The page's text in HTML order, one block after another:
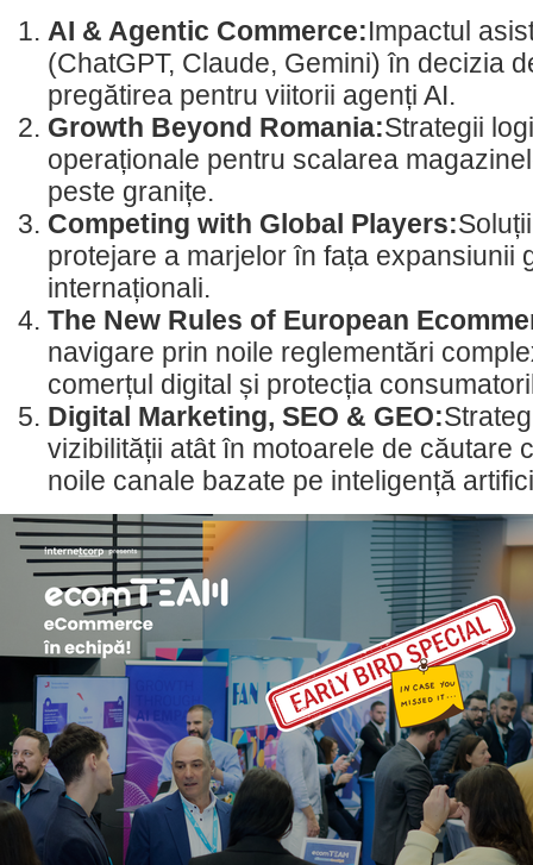
AI & Agentic Commerce:Impactul
(ChatGPT, Claude, Gemini) în decizia
pregătirea pentru viitorii agenți AI.
Growth Beyond Romania:Strategii
operaționale pentru scalarea
peste granițe.
Competing with Global Players:
protejare a marjelor în fața expansiunii
internaționali.
The New Rules of European
navigare prin noile reglementări
comerțul digital și protecția
Digital Marketing, SEO & GEO:
vizibilității atât în motoarele de căutare
noile canale bazate pe inteligență